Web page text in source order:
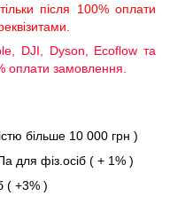
після 100% оплати
DJI, Dyson, Ecoflow та
оплати замовлення.
більше 10 000 грн )
для фіз.осіб ( + 1% )
( +3% )